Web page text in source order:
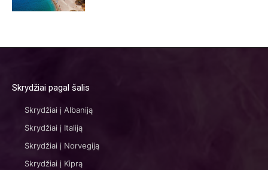
Skrydžiai pagal šalis
Skrydžiai į Albaniją
Skrydžiai į Italiją
Skrydžiai į Norvegiją
Skrydžiai į Kiprą